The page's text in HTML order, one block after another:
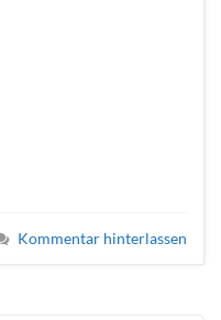
Kommentar hinterlassen